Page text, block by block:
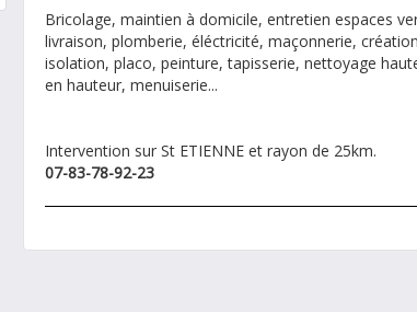
Bricolage, maintien à domicile, entretien espaces
livraison, plomberie, éléctricité, maçonnerie,
isolation, placo, peinture, tapisserie, nettoyage
en hauteur, menuiserie...
Intervention sur St ETIENNE et rayon de 25km.
07-83-78-92-23